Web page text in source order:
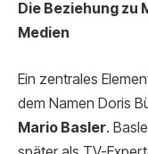
Die Beziehung zu
Medien
Ein zentrales
dem Namen Doris
Mario Basler.